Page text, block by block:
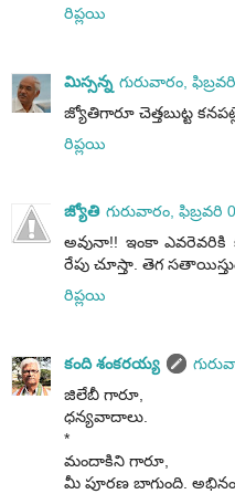
రిప్లయి
మిస్సన్న గురువారం,
జ్యోతిగారూ చెత్తబుట్ట
రిప్లయి
జ్యోతి గురువారం, ఫిబ్రవరి
అవునా!! ఇంకా ఎవరెవరికి
రేపు చూస్తా. తెగ
రిప్లయి
కంది శంకరయ్య
జిలేబీ గారూ,
ధన్యవాదాలు.
*
మందాకిని గారూ,
మీ పూరణ బాగుంది.